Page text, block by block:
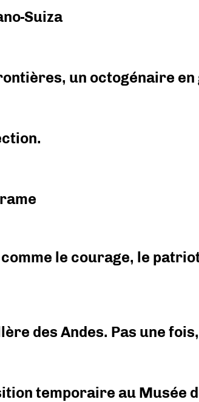
Suiza
un octogénaire en
le courage, le
des Andes. Pas une
temporaire au Musée